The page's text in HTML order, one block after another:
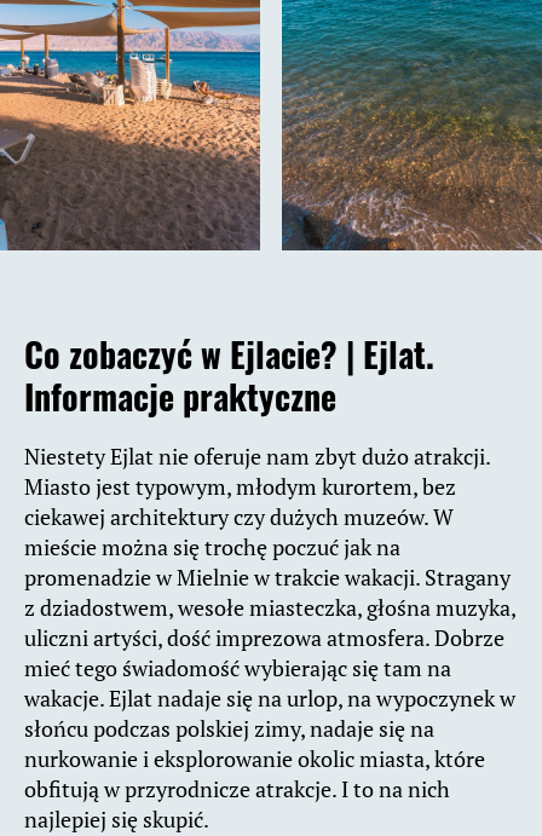
Co zobaczyć w Ejlacie? | Ejlat.
Informacje praktyczne
Niestety Ejlat nie oferuje nam zbyt dużo atrakcji.
Miasto jest typowym, młodym kurortem, bez
ciekawej architektury czy dużych muzeów. W
mieście można się trochę poczuć jak na
promenadzie w Mielnie w trakcie wakacji. Stragany
z dziadostwem, wesołe miasteczka, głośna muzyka,
uliczni artyści, dość imprezowa atmosfera. Dobrze
mieć tego świadomość wybierając się tam na
wakacje. Ejlat nadaje się na urlop, na wypoczynek w
słońcu podczas polskiej zimy, nadaje się na
nurkowanie i eksplorowanie okolic miasta, które
obfitują w przyrodnicze atrakcje. I to na nich
najlepiej się skupić.